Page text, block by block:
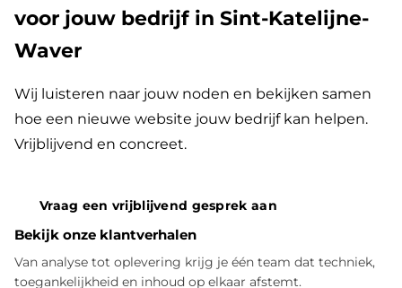
voor jouw bedrijf in Sint-Katelijne-
Waver
Wij luisteren naar jouw noden en bekijken samen
hoe een nieuwe website jouw bedrijf kan helpen.
Vrijblijvend en concreet.
Vraag een vrijblijvend gesprek aan
Bekijk onze klantverhalen
Van analyse tot oplevering krijg je één team dat techniek,
toegankelijkheid en inhoud op elkaar afstemt.